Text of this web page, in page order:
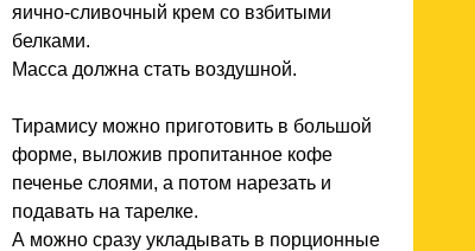
яично-сливочный крем со взбитыми
белками.
Масса должна стать воздушной.
Тирамису можно приготовить в большой
форме, выложив пропитанное кофе
печенье слоями, а потом нарезать и
подавать на тарелке.
А можно сразу укладывать в порционные